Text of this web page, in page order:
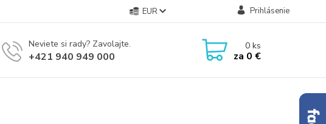
EUR Prihlásenie
Neviete si rady? Zavolajte.
+421 940 949 000
0ks
za 0 €